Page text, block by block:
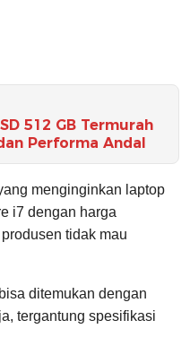
512 GB Termurah
Performa Andal
menginginkan laptop
i7 dengan harga
tidak mau
ditemukan dengan
tergantung spesifikasi